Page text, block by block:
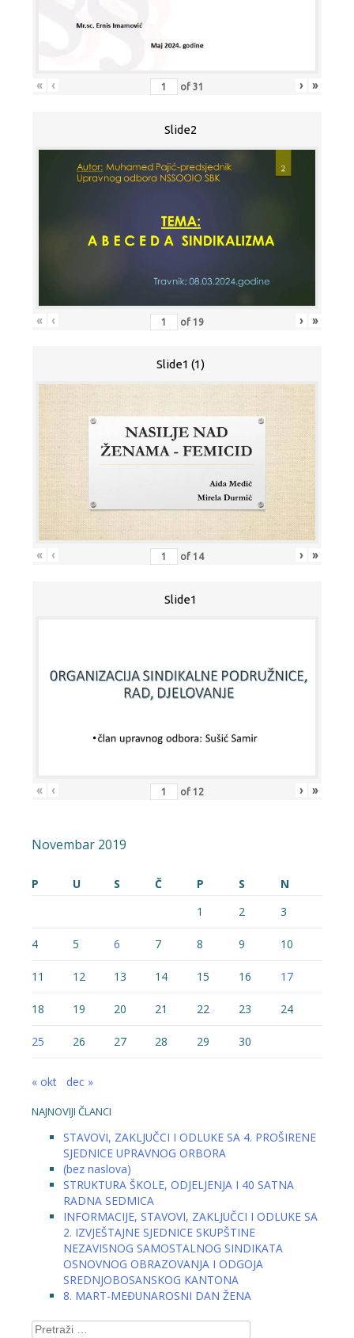
« ‹ of 31 › »
Slide2
« ‹ of 19 › »
Slide1 (1)
« ‹ of 14 › »
Slide1
« ‹ of 12 › »
Novembar 2019
P U S Č P S
N
1
2 3
4 5 6 7 8 9 10
11 12 13 14 15 16 17
18 19 20 21 22 23 24
25 26 27 28 29 30
« okt dec »
NAJNOVIJI ČLANCI
STAVOVI, ZAKLJUČCI I ODLUKE SA 4. PROŠIRENE
SJEDNICE UPRAVNOG ORBORA
(bez naslova)
STRUKTURA ŠKOLE, ODJELJENJA I 40 SATNA
RADNA SEDMICA
INFORMACIJE, STAVOVI, ZAKLJUČCI I ODLUKE SA
2. IZVJEŠTAJNE SJEDNICE SKUPŠTINE
NEZAVISNOG SAMOSTALNOG SINDIKATA
OSNOVNOG OBRAZOVANJA I ODGOJA
SREDNJOBOSANSKOG KANTONA
8. MART-MEĐUNAROSNI DAN ŽENA
Pretraga: